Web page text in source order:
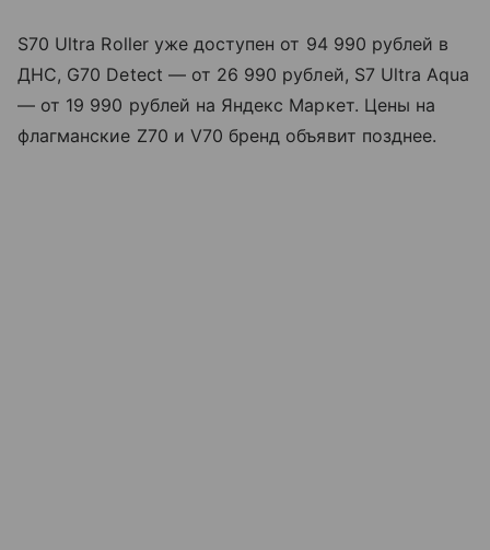
S70 Ultra Roller уже доступен от 94 990 рублей в
ДНС, G70 Detect — от 26 990 рублей, S7 Ultra Aqua
— от 19 990 рублей на Яндекс Маркет. Цены на
флагманские Z70 и V70 бренд объявит позднее.